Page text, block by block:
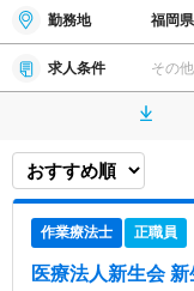
勤務地 福岡
求人条件 その
作業療法士 正職員
医療法人新生会